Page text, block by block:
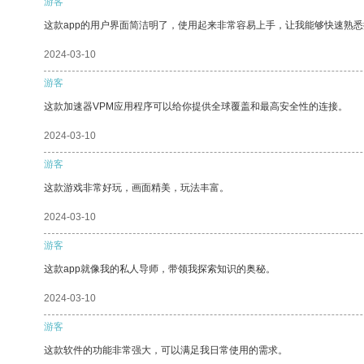
这款app的用户界面简洁明了，使用起来非常容易上手，让我能够快速熟
2024-03-10
游客
这款加速器VPM应用程序可以给你提供全球覆盖和最高安全性的连接。
2024-03-10
游客
这款游戏非常好玩，画面精美，玩法丰富。
2024-03-10
游客
这款app就像我的私人导师，带领我探索知识的奥秘。
2024-03-10
游客
这款软件的功能非常强大，可以满足我日常使用的需求。